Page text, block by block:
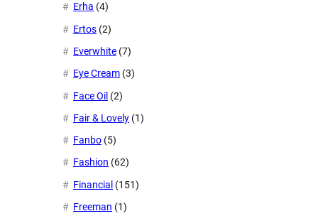
Erha (4)
Ertos (2)
Everwhite (7)
Eye Cream (3)
Face Oil (2)
Fair & Lovely (1)
Fanbo (5)
Fashion (62)
Financial (151)
Freeman (1)